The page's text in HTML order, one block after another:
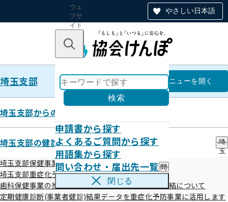
やさしい日本語
ウェ
ブサ
イト
のナ
ン
キーワードで探す
検索
申請書から探す
よくあるご質問から探す
用語集から探す
問い合わせ・届出先一覧 問
い
わ
閉じる
埼玉支部 埼玉支部
メニューを開く
埼玉支部からのお知らせ
埼玉支部の健診・保健指導のご案内
埼
玉
診
埼玉支部保健事業の外部委託について
埼玉支部重症化予防事業について
歯科保健事業の推進に向けた研究に関する覚書の締結について
定期健康診断(事業者健診)結果データを重症化予防事業に活用します
健康づくり関連リンク集
令和02年09月29日